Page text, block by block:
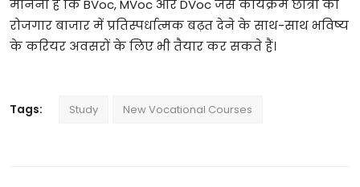
माननाहैकिBVoc, MVocऔरDVocजैसेकार्यक्रमछात्रोंको
रोजगारबाजारमेंप्रतिस्पर्धात्मकबढ़तदेनेकेसाथ-साथभविष्य
केकरियर अवसरोंकेलिएभीतैयारकरसकतेहैं।
Tags: Study New Vocational Courses